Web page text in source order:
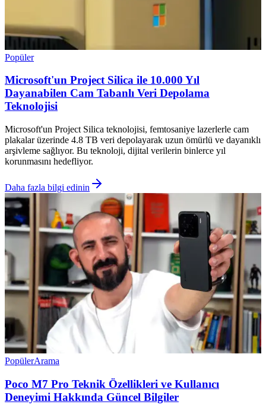
Popüler
Microsoft'un Project Silica ile 10.000 Yıl
Dayanabilen Cam Tabanlı Veri Depolama
Teknolojisi
Microsoft'un Project Silica teknolojisi, femtosaniye lazerlerle cam
plakalar üzerinde 4.8 TB veri depolayarak uzun ömürlü ve dayanıklı
arşivleme sağlıyor. Bu teknoloji, dijital verilerin binlerce yıl
korunmasını hedefliyor.
Daha fazla bilgi edinin
PopülerArama
Poco M7 Pro Teknik Özellikleri ve Kullanıcı
Deneyimi Hakkında Güncel Bilgiler